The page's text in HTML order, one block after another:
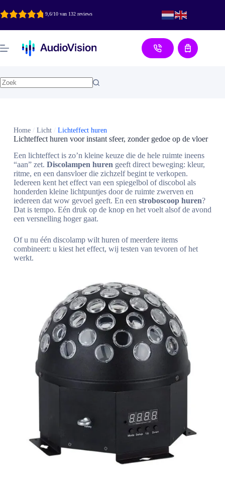
naar
inhoud
9,6/10 van 132 reviews
Aanvraag
Home/ Licht/ Lichteffect huren
Lichteffect huren voor instant sfeer, zonder gedoe op de vloer
Een lichteffect is zo’n kleine keuze die de hele ruimte ineens
“aan” zet. Discolampen huren geeft direct beweging: kleur,
ritme, en een dansvloer die zichzelf begint te verkopen.
Iedereen kent het effect van een spiegelbol of discobol als
honderden kleine lichtpuntjes door de ruimte zwerven en
iedereen dat wow gevoel geeft. En een stroboscoop huren?
Dat is tempo. Eén druk op de knop en het voelt alsof de avond
een versnelling hoger gaat.
Of u nu één discolamp wilt huren of meerdere items
combineert: u kiest het effect, wij testen van tevoren of het
werkt.